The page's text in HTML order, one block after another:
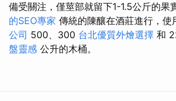
備受關注，僅莖部就留下1-1.5公斤的果
的SEO專家 傳統的陳釀在酒莊進行，使
公司 500、300 台北優質外燴選擇 和
盤靈感 公升的木桶。